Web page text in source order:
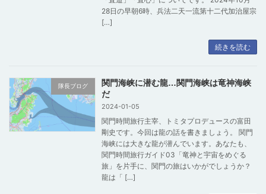
28日の早朝6時、兵法二天一流第十二代加治屋宗
[…]
続きを読む
隊長ブログ
関門海峡に潜む龍…関門海峡は竜神海峡
だ
2024-01-05
関門時間旅行主宰、トミタプロデュースの富田
剛史です。今回は龍の話を書きましょう。 関門
海峡には大きな龍が潜んでいます。あなたも、
関門時間旅行ガイド03「竜神と宇宙をめぐる
旅」を片手に、関門の旅はいかがでしょうか？
龍は「 […]